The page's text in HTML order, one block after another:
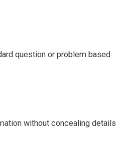
question or problem based
without concealing details